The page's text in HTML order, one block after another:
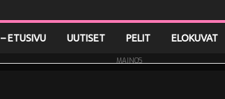
ETUSIVU UUTISET PELIT ELOKUVAT
MAINOS